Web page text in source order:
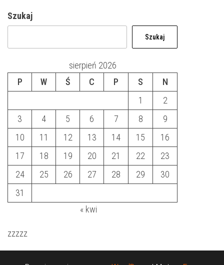
Szukaj
Szukaj
sierpień 2026
P
W Ś C P S
N
1
2
3
4 5 6 7 8
9
10
11 12 13 14 15
16
17
18 19 20 21 22
23
24
25 26 27 28 29
30
31
« kwi
zzzzz